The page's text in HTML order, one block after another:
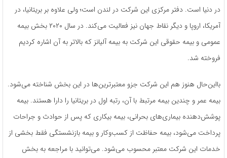
در دنیا است. دفتر مرکزی این شرکت در لندن است؛ ولی علاوه بر بریتانیا، در
آمریکا، اروپا و دیگر نقاط جهان نیز فعالیت می‌کند. در سال ۲۰۲۰ بخش بیمه
عمومی و بیمه حقوقی این شرکت به بیمه آلیانز که بالاتر به آن اشاره کردیم
فروخته شد.
بااین‌حال هنوز هم این شرکت جزو معتبرترین‌ها در این بخش شناخته می‌شود.
بیمه عمر و چندین بیمه مرتبط با آن، رتبه اول در بریتانیا را دارا هستند. بیمه
پوشش‌دهنده بیماری‌های بحرانی، بیمه بیکاری که پس از حوادث و جراحات
پرداخت می‌شود، بیمه حفاظت از کسب‌وکار و بیمه بازنشستگی فقط بخشی از
خدمات این شرکت معتبر محسوب می‌شود. می‌توانید با مراجعه به بخش